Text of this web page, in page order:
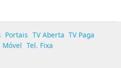
Portais TV Aberta TV Paga
Móvel Tel. Fixa